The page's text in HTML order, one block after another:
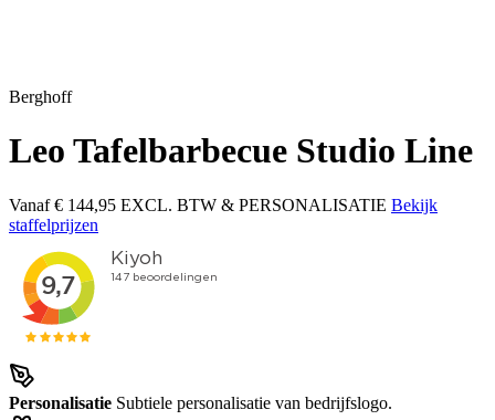
Berghoff
Leo Tafelbarbecue Studio Line
Vanaf € 144,95 EXCL. BTW & PERSONALISATIE Bekijk
staffelprijzen
Personalisatie Subtiele personalisatie van bedrijfslogo.